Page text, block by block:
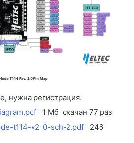
нужна регистрация.
1 Мб скачан 77 раз
t114-v2-0-sch-2.pdf
246